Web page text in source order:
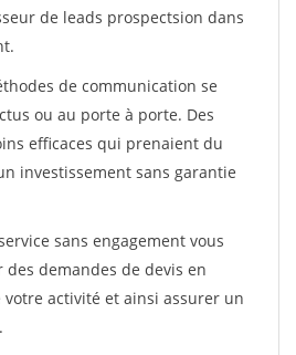
de leads prospectsion dans
de communication se
ou au porte à porte. Des
efficaces qui prenaient du
investissement sans garantie
sans engagement vous
demandes de devis en
activité et ainsi assurer un